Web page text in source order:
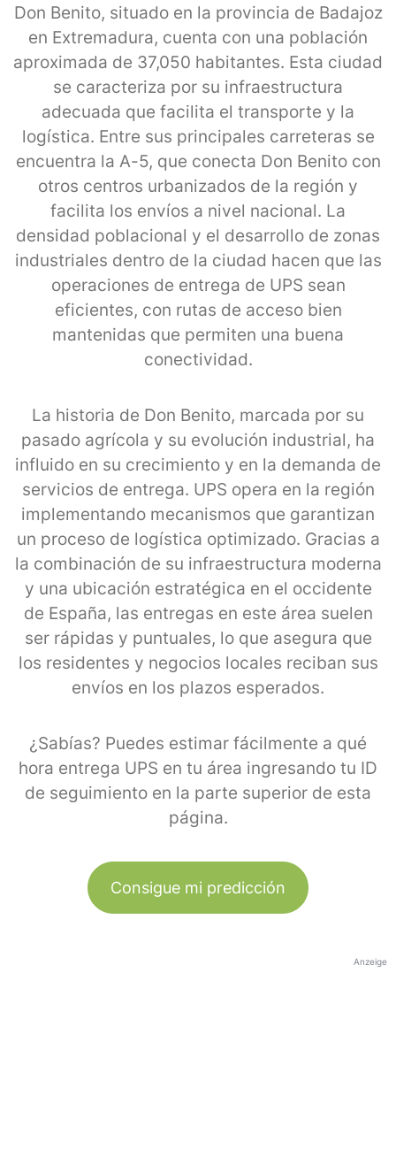
Don Benito, situado en la provincia de Badajoz
en Extremadura, cuenta con una población
aproximada de 37,050 habitantes. Esta ciudad
se caracteriza por su infraestructura
adecuada que facilita el transporte y la
logística. Entre sus principales carreteras se
encuentra la A-5, que conecta Don Benito con
otros centros urbanizados de la región y
facilita los envíos a nivel nacional. La
densidad poblacional y el desarrollo de zonas
industriales dentro de la ciudad hacen que las
operaciones de entrega de UPS sean
eficientes, con rutas de acceso bien
mantenidas que permiten una buena
conectividad.
La historia de Don Benito, marcada por su
pasado agrícola y su evolución industrial, ha
influido en su crecimiento y en la demanda de
servicios de entrega. UPS opera en la región
implementando mecanismos que garantizan
un proceso de logística optimizado. Gracias a
la combinación de su infraestructura moderna
y una ubicación estratégica en el occidente
de España, las entregas en este área suelen
ser rápidas y puntuales, lo que asegura que
los residentes y negocios locales reciban sus
envíos en los plazos esperados.
¿Sabías? Puedes estimar fácilmente a qué
hora entrega UPS en tu área ingresando tu ID
de seguimiento en la parte superior de esta
página.
Consigue mi predicción
Anzeige